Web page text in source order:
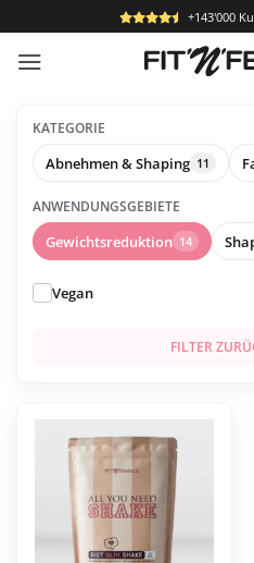
Inhalt
springen
+143'000
KATEGORIE
Abnehmen & Shaping 11
ANWENDUNGSGEBIETE
Gewichtsreduktion 14
Vegan
FILTER
Produkt
mehrere
Varianten